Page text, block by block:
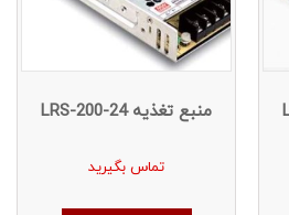
منبع تغذیه LRS-200-24
تماس بگیرید